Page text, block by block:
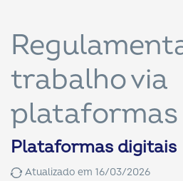
trabalho via
Plataformas digitais
Atualizado em 16/03/2026